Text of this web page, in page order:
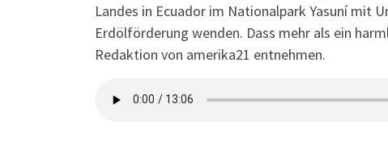
Landes in Ecuador im Nationalpark Yasuní mit
Erdölförderung wenden. Dass mehr als ein
Redaktion von amerika21 entnehmen.